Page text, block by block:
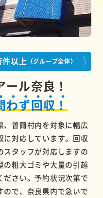
以上 （グループ全体）
ル奈良！
わず回収！
、曽爾村内を対象に幅広
に対応しています。回収
スタッフが対応しますの
の粗大ゴミや大量の引越
ださい。予約状況次第で
ので、奈良県内で急いで